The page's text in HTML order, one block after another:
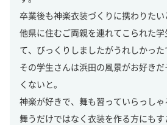
卒業後も神楽衣装づくりに携わりた
他県に住むご両親を連れてこられた
て、びっくりしましたがうれしかった
その学生さんは浜田の風景がお好き
くないと。
神楽が好きで、舞も習っていらっしゃ
舞うだけではなく衣装を作る方にもす